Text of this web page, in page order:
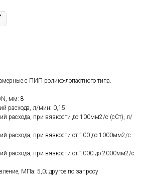
с ПИП ролико-лопастного типа.
мм: 8
расхода, л/мин: 0,15
расхода, при вязкости до 100мм2/с (сСт), л/
расхода, при вязкости от 100 до 1000мм2/с
расхода, при вязкости от 1000 до 2000мм2/с
МПа: 5,0; другое по запросу